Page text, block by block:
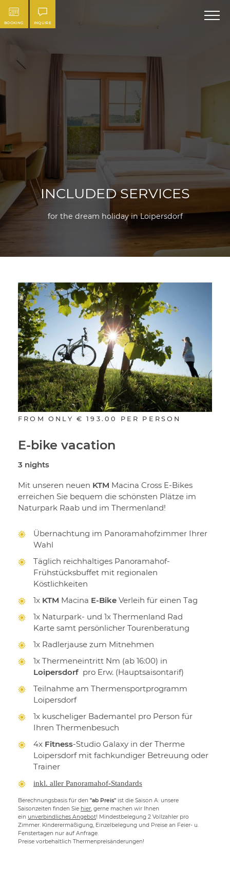
BOOKING INQUIRE
INCLUDED SERVICES
for the dream holiday in Loipersdorf
FROM ONLY € 193.00 PER PERSON
E-bike vacation
3 nights
Mit unseren neuen KTM Macina Cross E-Bikes
erreichen Sie bequem die schönsten Plätze im
Naturpark Raab und im Thermenland!
Übernachtung im Panoramahofzimmer Ihrer
Wahl
Täglich reichhaltiges Panoramahof-
Frühstücksbuffet mit regionalen
Köstlichkeiten
1x KTM Macina E-Bike Verleih für einen Tag
1x Naturpark- und 1x Thermenland Rad
Karte samt persönlicher Tourenberatung
1x Radlerjause zum Mitnehmen
1x Thermeneintritt Nm (ab 16:00) in
Loipersdorf pro Erw. (Hauptsaisontarif)
Teilnahme am Thermensportprogramm
Loipersdorf
1x kuscheliger Bademantel pro Person für
Ihren Thermenbesuch
4x Fitness-Studio Galaxy in der Therme
Loipersdorf mit fachkundiger Betreuung oder
Trainer
inkl. aller Panoramahof-Standards
Berechnungsbasis für den "ab Preis" ist die Saison A: unsere
Saisonzeiten finden Sie hier, gerne machen wir Ihnen
ein unverbindliches Angebot! Mindestbelegung 2 Vollzahler pro
Zimmer. Kinderermäßigung, Einzelbelegung und Preise an Feier- u.
Fenstertagen nur auf Anfrage.
Preise vorbehaltlich Thermenpreisänderungen!